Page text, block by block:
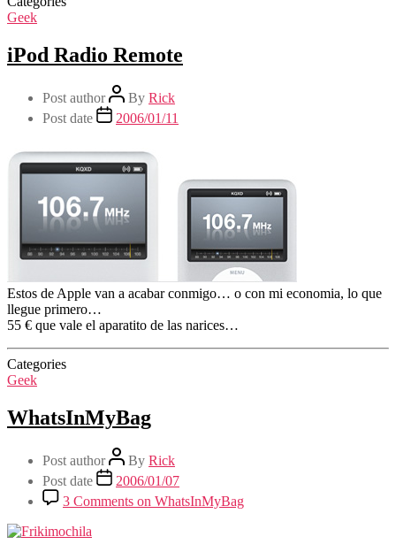
Geek
iPod Radio Remote
Post author By Rick
Post date
2006/01/11
Estos de Apple van a acabar conmigo… o con mi economia, lo que
llegue primero…
55 € que vale el aparatito de las narices…
Categories
Geek
WhatsInMyBag
Post author By Rick
Post date
2006/01/07
3 Comments on WhatsInMyBag